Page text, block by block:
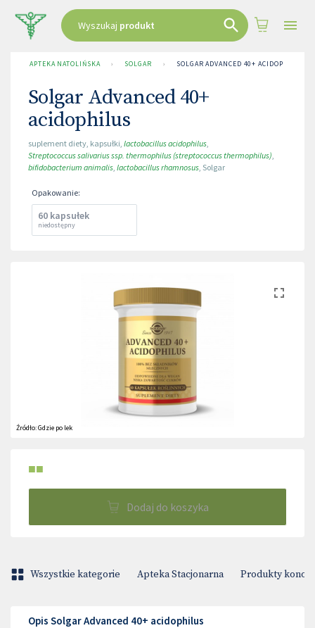
Wyszukaj produkt
APTEKA NATOLIŃSKA › SOLGAR › SOLGAR ADVANCED 40+ ACIDOPHILUS
Solgar Advanced 40+
acidophilus
suplement diety, kapsułki, lactobacillus acidophilus,
Streptococcus salivarius ssp. thermophilus (streptococcus thermophilus),
bifidobacterium animalis, lactobacillus rhamnosus, Solgar
Opakowanie:
60 kapsułek
niedostępny
Źródło:Gdzie po lek
■■
Dodaj do koszyka
Wszystkie kategorie Apteka Stacjonarna Produkty
Opis Solgar Advanced 40+ acidophilus